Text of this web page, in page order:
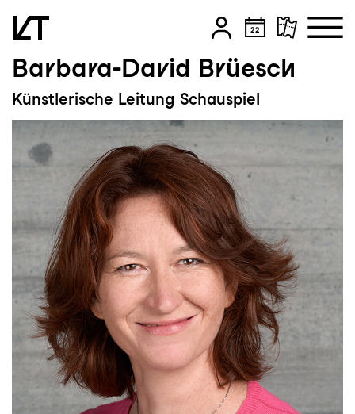
Zum Hauptinhalt springen
Zum Footer springen
Barbara-David Brüesch
Künstlerische Leitung Schauspiel